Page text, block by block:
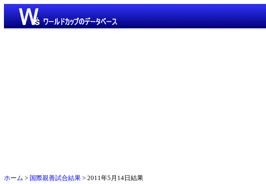
ホーム > 国際親善試合結果 > 2011年5月14日結果